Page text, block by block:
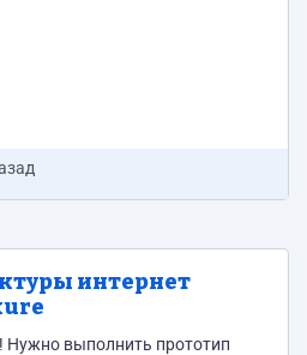
время. Все нюансы
NDA ( Договор о
интернет
Нужно выполнить прототип